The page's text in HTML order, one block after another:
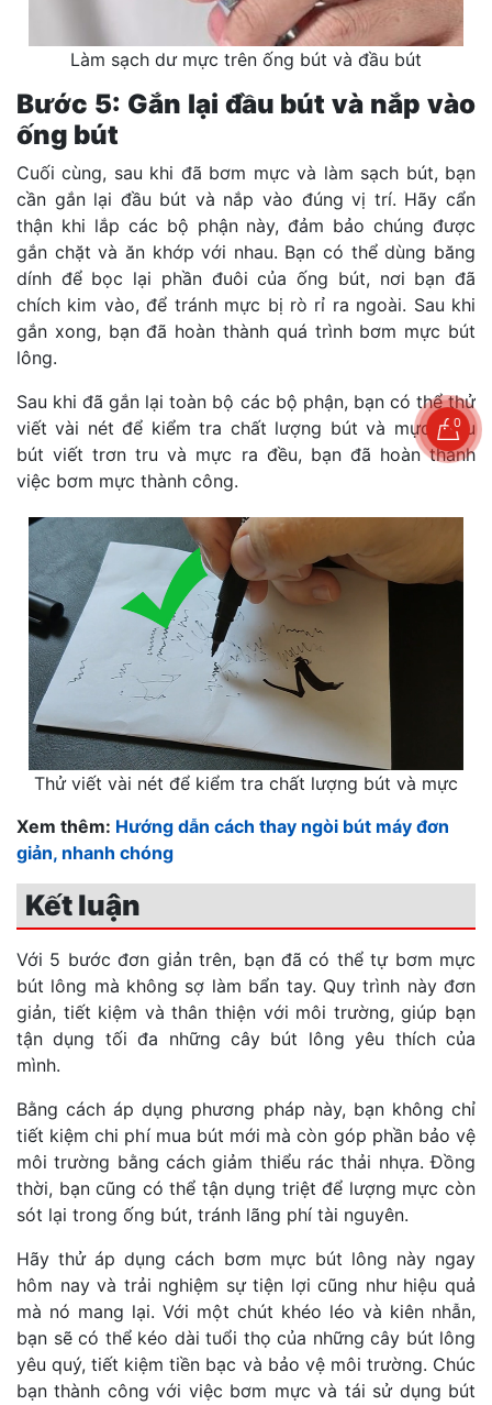
Làm sạch dư mực trên ống bút và đầu bút
Bước 5: Gắn lại đầu bút và nắp vào
ống bút
Cuối cùng, sau khi đã bơm mực và làm sạch bút, bạn
cần gắn lại đầu bút và nắp vào đúng vị trí. Hãy cẩn
thận khi lắp các bộ phận này, đảm bảo chúng được
gắn chặt và ăn khớp với nhau. Bạn có thể dùng băng
dính để bọc lại phần đuôi của ống bút, nơi bạn đã
chích kim vào, để tránh mực bị rò rỉ ra ngoài. Sau khi
gắn xong, bạn đã hoàn thành quá trình bơm mực bút
lông.
Sau khi đã gắn lại toàn bộ các bộ phận, bạn có thể thử
viết vài nét để kiểm tra chất lượng bút và mực. Nếu
bút viết trơn tru và mực ra đều, bạn đã hoàn thành
việc bơm mực thành công.
Thử viết vài nét để kiểm tra chất lượng bút và mực
Xem thêm: Hướng dẫn cách thay ngòi bút máy đơn
giản, nhanh chóng
Kết luận
Với 5 bước đơn giản trên, bạn đã có thể tự bơm mực
bút lông mà không sợ làm bẩn tay. Quy trình này đơn
giản, tiết kiệm và thân thiện với môi trường, giúp bạn
tận dụng tối đa những cây bút lông yêu thích của
mình.
Bằng cách áp dụng phương pháp này, bạn không chỉ
tiết kiệm chi phí mua bút mới mà còn góp phần bảo vệ
môi trường bằng cách giảm thiểu rác thải nhựa. Đồng
thời, bạn cũng có thể tận dụng triệt để lượng mực còn
sót lại trong ống bút, tránh lãng phí tài nguyên.
Hãy thử áp dụng cách bơm mực bút lông này ngay
hôm nay và trải nghiệm sự tiện lợi cũng như hiệu quả
mà nó mang lại. Với một chút khéo léo và kiên nhẫn,
bạn sẽ có thể kéo dài tuổi thọ của những cây bút lông
yêu quý, tiết kiệm tiền bạc và bảo vệ môi trường. Chúc
bạn thành công với việc bơm mực và tái sử dụng bút
0